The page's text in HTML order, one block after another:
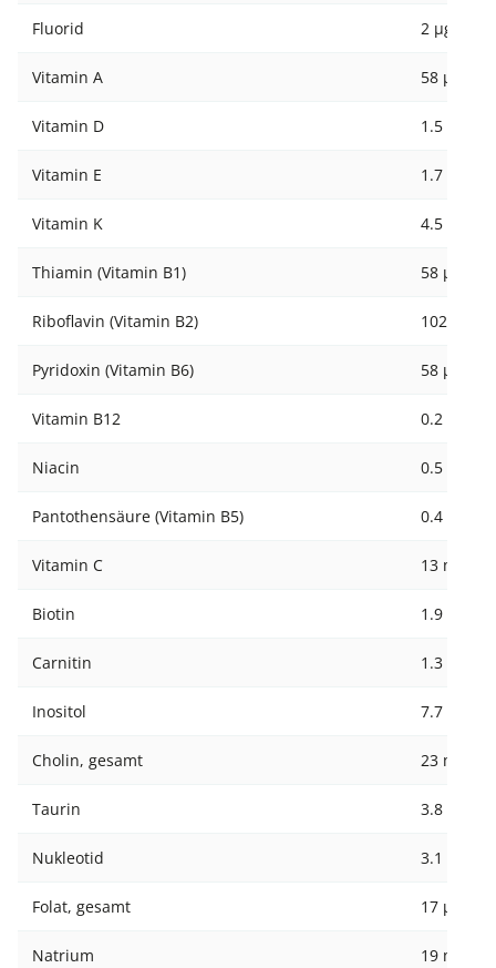
Fluorid 2 µg
Vitamin A 58 µg
Vitamin D 1.5 µg
Vitamin E 1.7 mg
Vitamin K 4.5 µg
Thiamin (Vitamin B1) 58 µg
Riboflavin (Vitamin B2) 102 µg
Pyridoxin (Vitamin B6) 58 µg
Vitamin B12 0.2 µg
Niacin 0.5 mg
Pantothensäure (Vitamin B5) 0.4 mg
Vitamin C 13 mg
Biotin 1.9 µg
Carnitin 1.3 mg
Inositol 7.7 mg
Cholin, gesamt 23 mg
Taurin 3.8 mg
Nukleotid 3.1 mg
Folat, gesamt 17 µg
Natrium 19 mg